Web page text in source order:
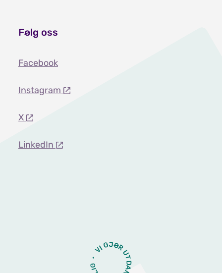
Følg oss
Facebook
Instagram
X
LinkedIn